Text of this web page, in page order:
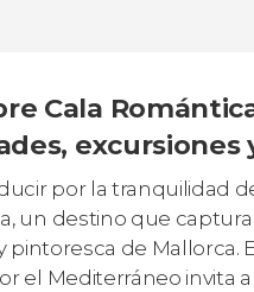
Cala
excursiones
por la tranquilidad
un destino que
pintoresca de Mallorca.
el Mediterráneo invita